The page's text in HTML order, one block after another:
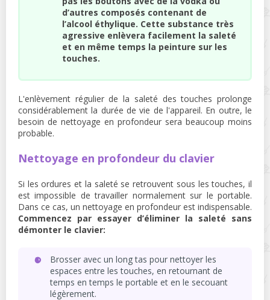
d’autres composés contenant de
l’alcool éthylique. Cette substance très
agressive enlèvera facilement la saleté
et en même temps la peinture sur les
touches.
L'enlèvement régulier de la saleté des touches prolonge
considérablement la durée de vie de l'appareil. En outre, le
besoin de nettoyage en profondeur sera beaucoup moins
probable.
Nettoyage en profondeur du clavier
Si les ordures et la saleté se retrouvent sous les touches, il
est impossible de travailler normalement sur le portable.
Dans ce cas, un nettoyage en profondeur est indispensable.
Commencez par essayer d’éliminer la saleté sans
démonter le clavier:
Brosser avec un long tas pour nettoyer les
espaces entre les touches, en retournant de
temps en temps le portable et en le secouant
légèrement.